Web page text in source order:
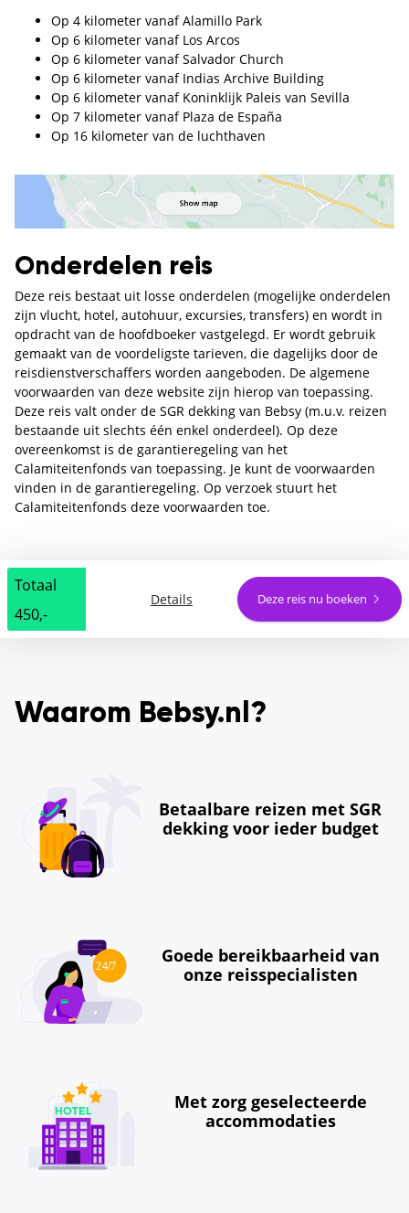
Op 4 kilometer vanaf Alamillo Park
Op 6 kilometer vanaf Los Arcos
Op 6 kilometer vanaf Salvador Church
Op 6 kilometer vanaf Indias Archive Building
Op 6 kilometer vanaf Koninklijk Paleis van Sevilla
Op 7 kilometer vanaf Plaza de España
Op 16 kilometer van de luchthaven
Onderdelen reis
Deze reis bestaat uit losse onderdelen (mogelijke onderdelen
zijn vlucht, hotel, autohuur, excursies, transfers) en wordt in
opdracht van de hoofdboeker vastgelegd. Er wordt gebruik
gemaakt van de voordeligste tarieven, die dagelijks door de
reisdienstverschaffers worden aangeboden. De algemene
voorwaarden van deze website zijn hierop van toepassing.
Deze reis valt onder de SGR dekking van Bebsy (m.u.v. reizen
bestaande uit slechts één enkel onderdeel). Op deze
overeenkomst is de garantieregeling van het
Calamiteitenfonds van toepassing. Je kunt de voorwaarden
vinden in de garantieregeling. Op verzoek stuurt het
Calamiteitenfonds deze voorwaarden toe.
Totaal
450,-
Details Deze reis nu boeken
Waarom Bebsy.nl?
Betaalbare reizen met SGR
dekking voor ieder budget
Goede bereikbaarheid van
onze reisspecialisten
Met zorg geselecteerde
accommodaties